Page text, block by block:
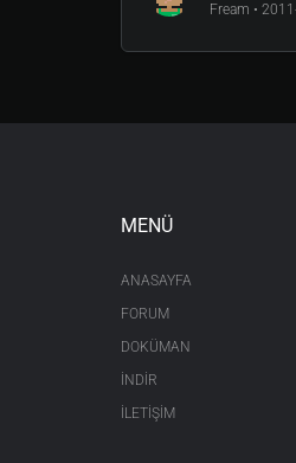
Fream •
MENÜ
ANASAYFA
FORUM
DOKÜMAN
İNDİR
İLETİŞİM